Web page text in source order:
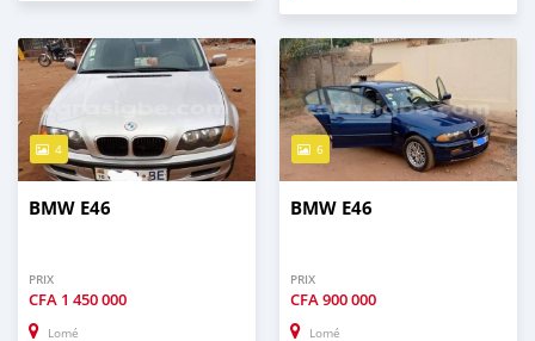
4
BMW E46
PRIX
CFA 1 450 000
Lomé
6
BMW E46
PRIX
CFA900 000
Lomé